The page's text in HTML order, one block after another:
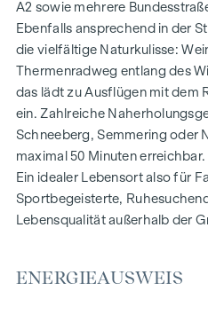
Terrasse oder Eigengarten
2,55 m hohe,
Weiße Innentüren mit
Tlw. bodentiefe Alu-
Isolierverglasung
Funkbetriebener
Echtholz-Parkettböden in
Anschluss-Möglichkeit für
Einbruchhemmende
HIGHLIGHTS
2 Baukörper
A2 sowie mehrere
Ebenfalls ansprechend in der
die vielfältige Naturkulisse:
Thermenradweg entlang des
das lädt zu Ausflügen mit dem
ein. Zahlreiche
Schneeberg, Semmering oder
maximal 50 Minuten erreichbar.
Ein idealer Lebensort also für
Sportbegeisterte,
Lebensqualität außerhalb der
ENERGIEAUSWEIS